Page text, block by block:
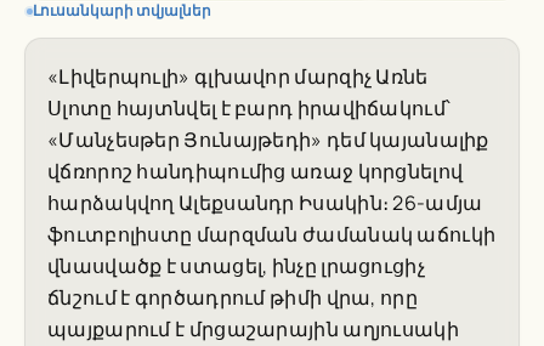
Լուսանկարի տվյալներ
«Լիվերպուլի» գլխավոր մարզիչ Առնե
Սլոտը հայտնվել է բարդ իրավիճակում՝
«Մանչեսթեր Յունայթեդի» դեմ կայանալիք
վճռորոշ հանդիպումից առաջ կորցնելով
հարձակվող Ալեքսանդր Իսակին։ 26-ամյա
ֆուտբոլիստը մարզման ժամանակ աճուկի
վնասվածք է ստացել, ինչը լրացուցիչ
ճնշում է գործադրում թիմի վրա, որը
պայքարում է մրցաշարային աղյուսակի